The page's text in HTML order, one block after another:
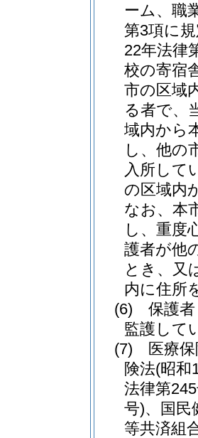
ーム、職
第3項に
22年法律
校の寄宿
市の区域
る者で、
域内から
し、他の
入所して
の区域内
なお、本
し、重度
護者が他
とき、又
内に住所
(6)
保護
監護して
(7)
医療
険法(昭和
法律第
号)、国民
等共済組